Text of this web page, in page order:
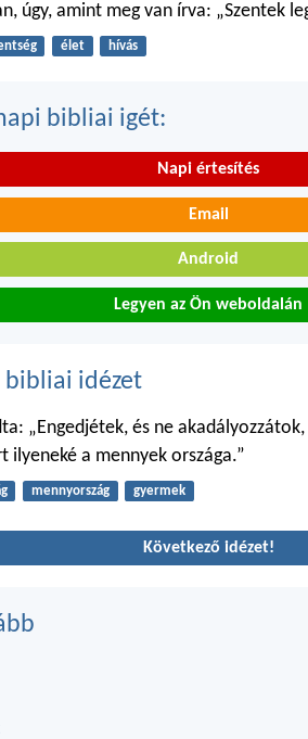
úgy, amint meg van írva: „Szentek
élet hívás
bibliai igét:
Napi értesítés
Email
Android
Legyen az Ön weboldalán
bibliai idézet
„Engedjétek, és ne
ilyeneké a mennyek országa.”
mennyország gyermek
Következő idézet!